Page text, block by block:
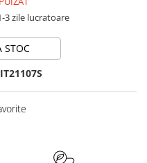
3 zile lucratoare
STOC